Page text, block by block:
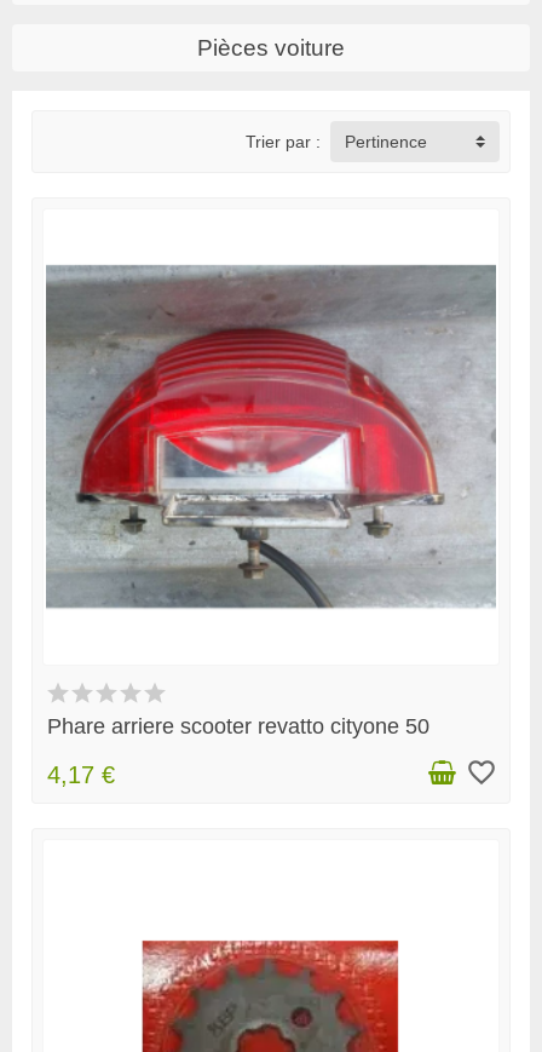
Pièces voiture
Trier par : Pertinence
Phare arriere scooter revatto cityone 50
4,17 € favorite_border